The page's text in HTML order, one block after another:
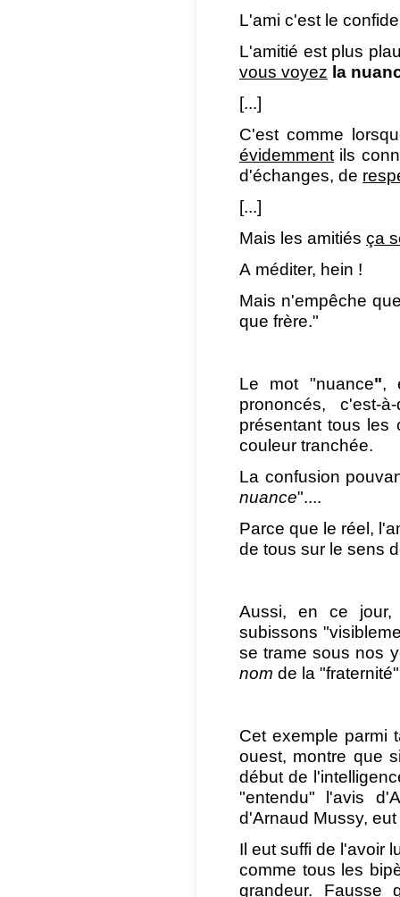
L'ami c'est le
L'amitié est plus
vous voyez la
[...]
C'est comme
évidemment ils
d'échanges, de
[...]
Mais les amitiés ça
A méditer, hein !
Mais n'empêche
que frère."
Le mot "nuance",
prononcés, c'est-
présentant tous les
couleur tranchée.
La confusion
nuance"....
Parce que le réel,
de tous sur le sens
Aussi, en ce jour,
subissons
se trame sous nos
nom de la
Cet exemple parmi
ouest, montre que
début de
"entendu" l'avis
d'Arnaud Mussy,
Il eut suffi de l'avoir
comme tous les
grandeur. Fausse